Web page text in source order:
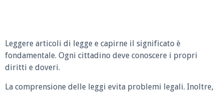
Leggere articoli di legge e capirne il significato è
fondamentale. Ogni cittadino deve conoscere i propri
diritti e doveri.
La comprensione delle leggi evita problemi legali. Inoltre,